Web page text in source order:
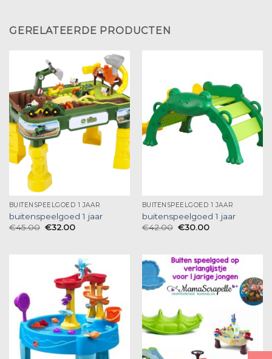
GERELATEERDE PRODUCTEN
BUITENSPEELGOED 1 JAAR
buitenspeelgoed 1 jaar
€45.00 €32.00
BUITENSPEELGOED 1 JAAR
buitenspeelgoed 1 jaar
€42.00 €30.00